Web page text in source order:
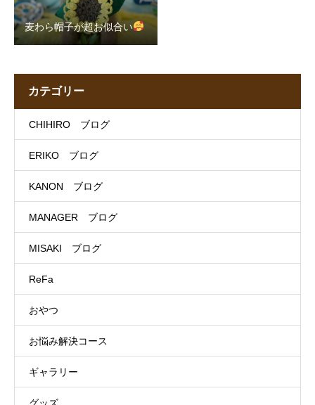
麦わら帽子が超お似合い
カテゴリー
CHIHIRO ブログ
ERIKO ブログ
KANON ブログ
MANAGER ブログ
MISAKI ブログ
ReFa
おやつ
お悩み解決コース
ギャラリー